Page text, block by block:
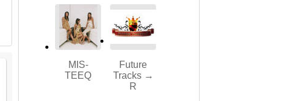
MIS-
TEEQ
Future
Tracks →
R